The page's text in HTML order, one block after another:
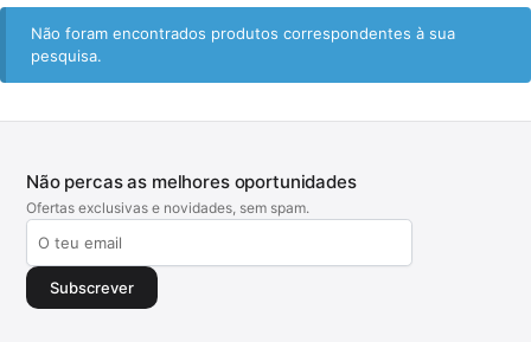
Não foram encontrados produtos correspondentes à sua
pesquisa.
Não percas as melhores oportunidades
Ofertas exclusivas e novidades, sem spam.
Subscrever